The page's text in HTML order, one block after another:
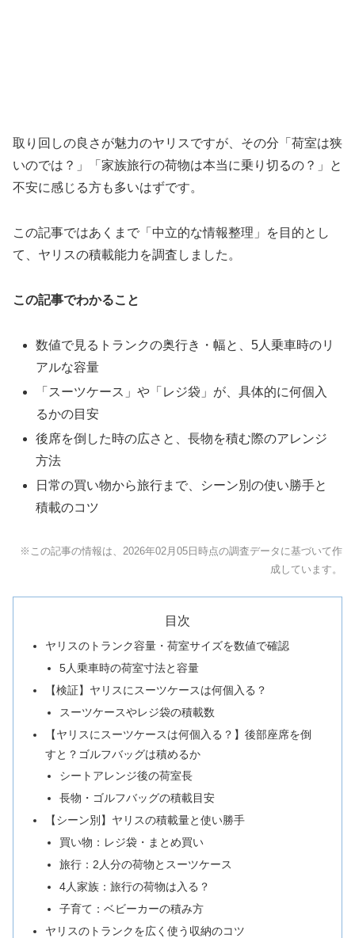
取り回しの良さが魅力のヤリスですが、その分「荷室は狭
いのでは？」「家族旅行の荷物は本当に乗り切るの？」と
不安に感じる方も多いはずです。
この記事ではあくまで「中立的な情報整理」を目的とし
て、ヤリスの積載能力を調査しました。
この記事でわかること
数値で見るトランクの奥行き・幅と、5人乗車時のリ
アルな容量
「スーツケース」や「レジ袋」が、具体的に何個入
るかの目安
後席を倒した時の広さと、長物を積む際のアレンジ
方法
日常の買い物から旅行まで、シーン別の使い勝手と
積載のコツ
※この記事の情報は、2026年02月05日時点の調査データに基づいて作
成しています。
目次
ヤリスのトランク容量・荷室サイズを数値で確認
5人乗車時の荷室寸法と容量
【検証】ヤリスにスーツケースは何個入る？
スーツケースやレジ袋の積載数
【ヤリスにスーツケースは何個入る？】後部座席を倒
すと？ゴルフバッグは積めるか
シートアレンジ後の荷室長
長物・ゴルフバッグの積載目安
【シーン別】ヤリスの積載量と使い勝手
買い物：レジ袋・まとめ買い
旅行：2人分の荷物とスーツケース
4人家族：旅行の荷物は入る？
子育て：ベビーカーの積み方
ヤリスのトランクを広く使う収納のコツ